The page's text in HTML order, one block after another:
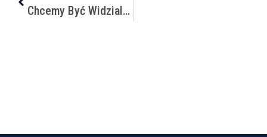
Chcemy Być Widzialni!!!